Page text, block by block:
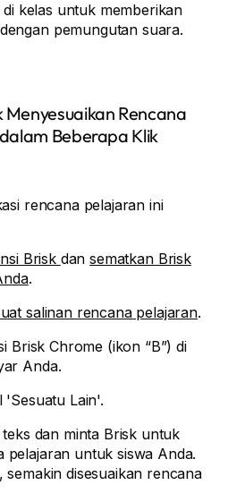
kelas untuk memberikan
pemungutan suara.
Menyesuaikan Rencana
Beberapa Klik
rencana pelajaran ini
Brisk dansematkan Brisk
.
salinan rencana pelajaran.
Brisk Chrome (ikon “B”) di
Anda.
'Sesuatu Lain'.
dan minta Brisk untuk
pelajaran untuk siswa Anda.
semakin disesuaikan rencana